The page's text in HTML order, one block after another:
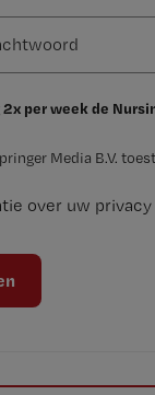
2x per week de
Media B.V.
over uw privacy